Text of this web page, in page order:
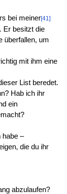
bei meiner[41]
Er besitzt die
überfallen, um
mit ihm eine
List beredet.
Hab ich ihr
ein
habe –
die du ihr
abzulaufen?